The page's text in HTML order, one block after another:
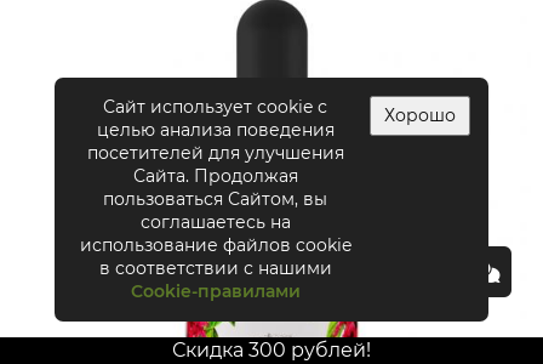
Сайт использует cookie с
целью анализа поведения
посетителей для улучшения
Сайта. Продолжая
пользоваться Сайтом, вы
соглашаетесь на
использование файлов cookie
в соответствии с нашими
Cookie-правилами
Хорошо
Скидка 300 рублей!